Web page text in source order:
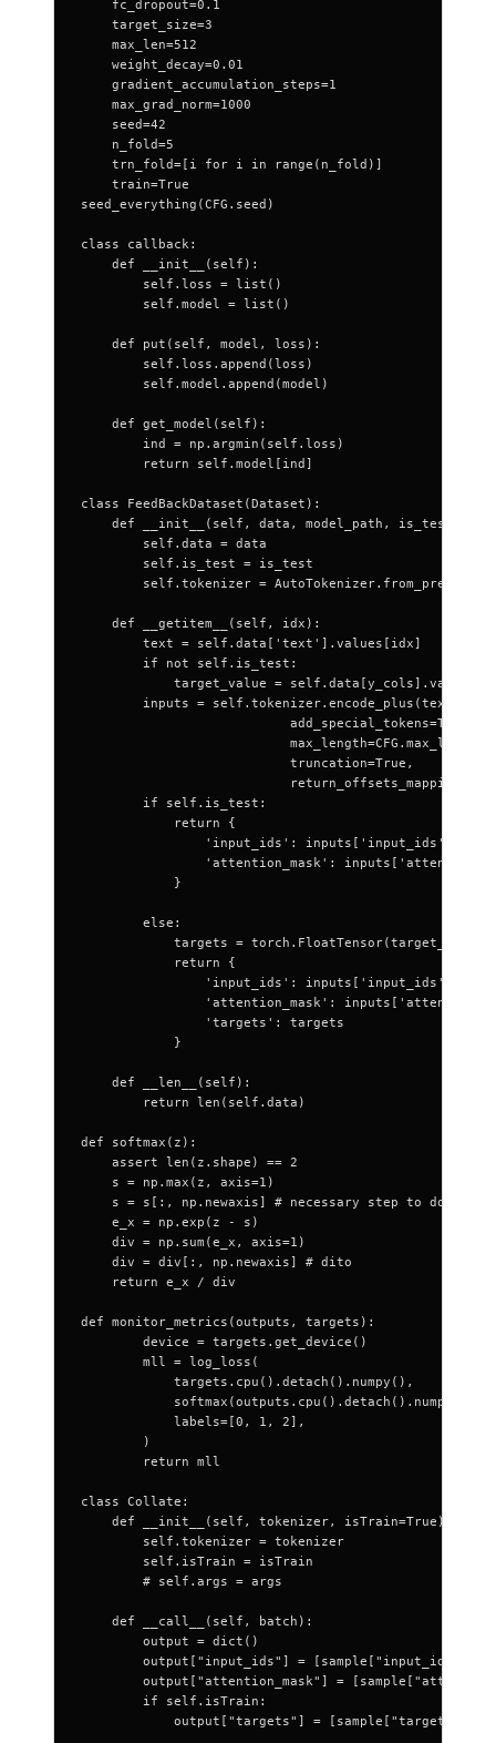
    fc_dropout=0.1
    target_size=3
    max_len=512
    weight_decay=0.01
    gradient_accumulation_steps=1
    max_grad_norm=1000
    seed=42
    n_fold=5
    trn_fold=[i for i in range(n_fold)]
    train=True
seed_everything(CFG.seed)
class callback:
    def __init__(self):
        self.loss = list()
        self.model = list()
    def put(self, model, loss):
        self.loss.append(loss)
        self.model.append(model)
    def get_model(self):
        ind = np.argmin(self.loss)
        return self.model[ind]
class FeedBackDataset(Dataset):
def __init__(self, data, model_path,
        self.data = data
        self.is_test = is_test
self.tokenizer =
    def __getitem__(self, idx):
        text = self.data['text'].values[idx]
        if not self.is_test:
target_value =
        inputs = self.tokenizer.encode_plus(text,
                           add_special_tokens=True,
                           max_length=CFG.max_len,
                           truncation=True,
        if self.is_test:
            return {
                'input_ids': inputs['input_ids'],
'attention_mask':
            }
        else:
            targets = torch.FloatTensor(target_value)
            return {
                'input_ids': inputs['input_ids'],
'attention_mask':
                'targets': targets
            }
    def __len__(self):
        return len(self.data)
def softmax(z):
    assert len(z.shape) == 2
    s = np.max(z, axis=1)
s = s[:, np.newaxis] # necessary step to do
    e_x = np.exp(z - s)
    div = np.sum(e_x, axis=1)
    div = div[:, np.newaxis] # dito
    return e_x / div
def monitor_metrics(outputs, targets):
        device = targets.get_device()
        mll = log_loss(
            targets.cpu().detach().numpy(),
            softmax(outputs.cpu().detach().numpy()),
            labels=[0, 1, 2],
        )
        return mll
class Collate:
    def __init__(self, tokenizer, isTrain=True):
        self.tokenizer = tokenizer
        self.isTrain = isTrain
        # self.args = args
    def __call__(self, batch):
        output = dict()
output["input_ids"] = [sample["input_ids"]
output["attention_mask"] =
        if self.isTrain:
output["targets"] = [sample["targets"]